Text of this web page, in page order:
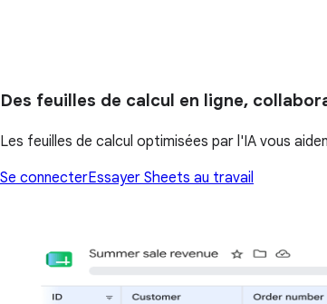
Des feuilles de calcul en ligne,
Les feuilles de calcul optimisées par l'IA vous
Se connecterEssayer Sheets au travail